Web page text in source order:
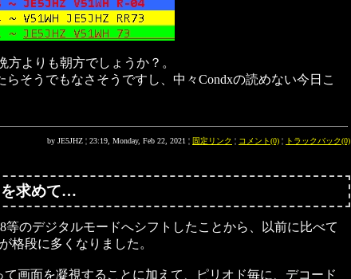
よりも朝方でしょうか？。
らそうでもなさそうですし、中々Condxの読めない今日こ
by JE5JHZ ¦ 23:19, Monday, Feb 22, 2021 ¦ 固定リンク ¦ コメント(0) ¦ トラックバック(0)
を求めて…
等のデジタルモードへシフトしたことから、以前に比べて
格段に多くなりました。
画面を凝視することに加えて、ピリオド毎に、デコード